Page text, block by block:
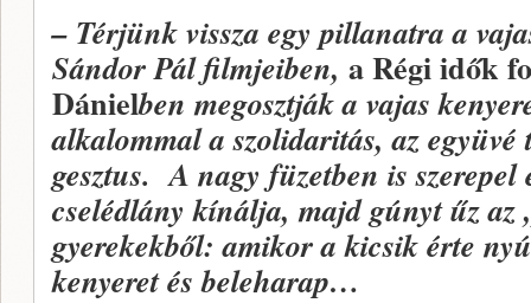
– Térjünk vissza egy pillanatra a
Sándor Pál filmjeiben, a Régi idők
Dánielben megosztják a vajas
alkalommal a szolidaritás, az együvé
gesztus. A nagy füzetben is szerepel
cselédlány kínálja, majd gúnyt űz az
gyerekekből: amikor a kicsik érte
kenyeret és beleharap…